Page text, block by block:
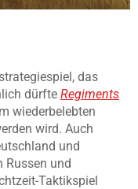
das
dürfte Regiments
wiederbelebten
wird. Auch
und
Russen und
Taktikspiel